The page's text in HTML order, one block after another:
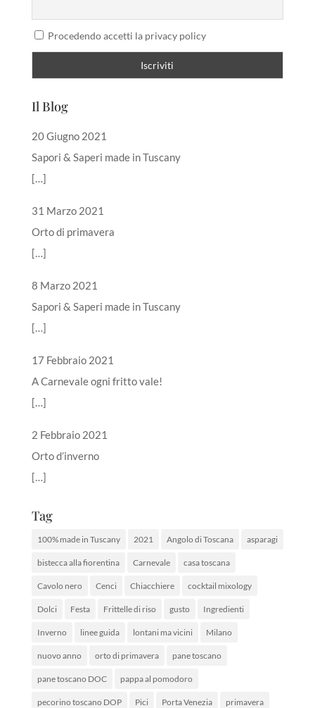
Procedendo accetti la privacy policy
Il Blog
20 Giugno 2021
Sapori & Saperi made in Tuscany
[…]
31 Marzo 2021
Orto di primavera
[…]
8 Marzo 2021
Sapori & Saperi made in Tuscany
[…]
17 Febbraio 2021
A Carnevale ogni fritto vale!
[…]
2 Febbraio 2021
Orto d’inverno
[…]
Tag
100% made in Tuscany 2021 Angolo di Toscana asparagi
bistecca alla fiorentina Carnevale casa toscana
Cavolo nero Cenci Chiacchiere cocktail mixology
Dolci Festa Frittelle di riso gusto Ingredienti
Inverno linee guida lontani ma vicini Milano
nuovo anno orto di primavera pane toscano
pane toscano DOC pappa al pomodoro
pecorino toscano DOP Pici Porta Venezia primavera